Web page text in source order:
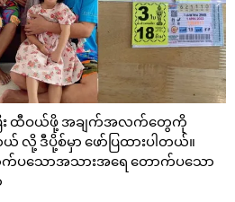
ြီး ထီဝယ်ဖို့ အချက်အလက်တွေကို
ဒီပို့စ်မှာ ဖော်ပြထားပါတယ်။
ပသောအသားအရေ တောက်ပသော